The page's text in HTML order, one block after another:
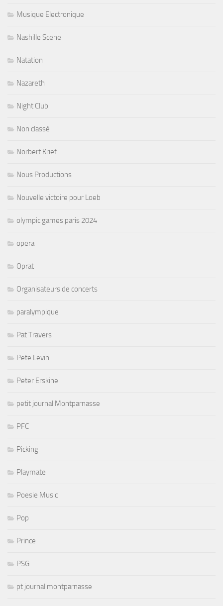
Musique Electronique
Nashille Scene
Natation
Nazareth
Night Club
Non classé
Norbert Krief
Nous Productions
Nouvelle victoire pour Loeb
olympic games paris 2024
opera
Oprat
Organisateurs de concerts
paralympique
Pat Travers
Pete Levin
Peter Erskine
petit journal Montparnasse
PFC
Picking
Playmate
Poesie Music
Pop
Prince
PSG
pt journal montparnasse